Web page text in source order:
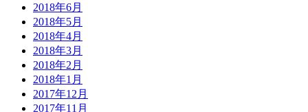
2018年6月
2018年5月
2018年4月
2018年3月
2018年2月
2018年1月
2017年12月
2017年11月